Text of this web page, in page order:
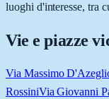
luoghi d'interesse, tra
Vie e piazze
Via Massimo
RossiniVia Giovanni